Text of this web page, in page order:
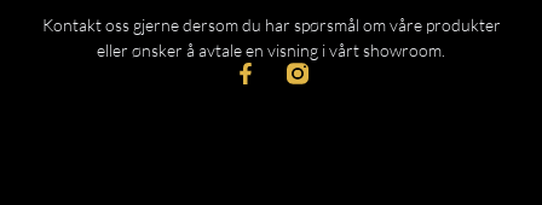
Kontakt oss gjerne dersom du har spørsmål om våre produkter
eller ønsker å avtale en visning i vårt showroom.